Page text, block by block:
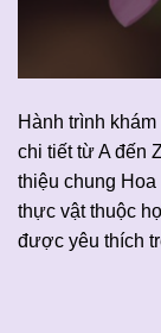
Hành trình
chi tiết từ A đến
thiệu chung
thực vật thuộc
được yêu thích